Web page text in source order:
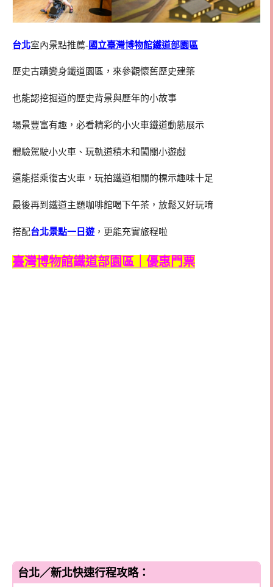
台北室內景點推薦-國立臺灣博物館鐵道部園區
歷史古蹟變身鐵道園區，來參觀懷舊歷史建築
也能認挖掘道的歷史背景與歷年的小故事
場景豐富有趣，必看精彩的小火車鐵道動態展示
體驗駕駛小火車、玩軌道積木和闖關小遊戲
還能搭乘復古火車，玩拍鐵道相關的標示趣味十足
最後再到鐵道主題咖啡館喝下午茶，放鬆又好玩唷
搭配台北景點一日遊 ，更能充實旅程啦
臺灣博物館鐵道部園區｜優惠門票
台北／新北快速行程攻略：